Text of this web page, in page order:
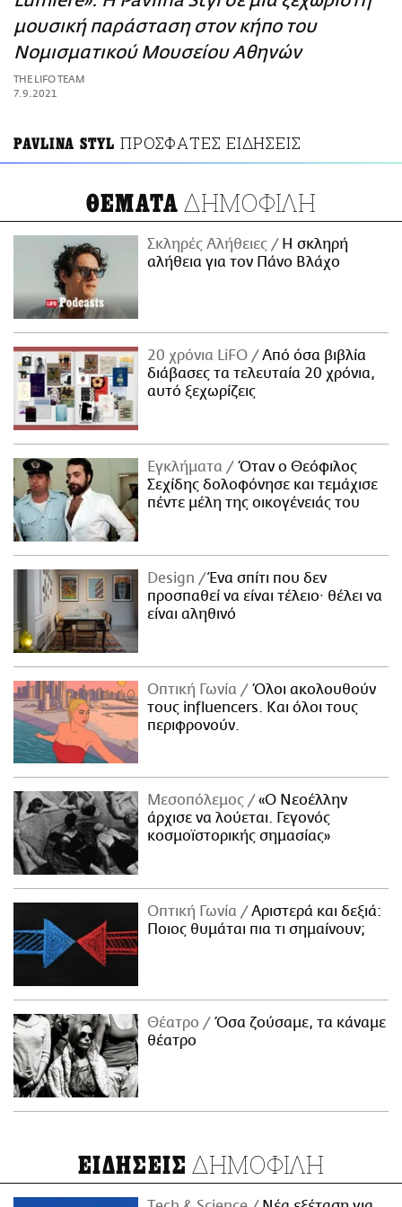
ΑΜΠΑ
PRINT
μουσική παράσταση στον κήπο του
Νομισματικού Μουσείου Αθηνών
THE LIFO TEAM
7.9.2021
PAVLINA STYL ΠΡΟΣΦΑΤΕΣ ΕΙΔΗΣΕΙΣ
ΘΕΜΑΤΑ ΔΗΜΟΦΙΛΗ
Σκληρές Αλήθειες
H σκληρή
αλήθεια για τον Πάνο Βλάχο
20 χρόνια LiFO
Από όσα βιβλία
διάβασες τα τελευταία 20 χρόνια,
αυτό ξεχωρίζεις
Εγκλήματα
Όταν ο Θεόφιλος
Σεχίδης δολοφόνησε και τεμάχισε
πέντε μέλη της οικογένειάς του
Design
Ένα σπίτι που δεν
προσπαθεί να είναι τέλειο· θέλει να
είναι αληθινό
Οπτική Γωνία
Όλοι ακολουθούν
τους influencers. Και όλοι τους
περιφρονούν.
Μεσοπόλεμος
«Ο Νεοέλλην
άρχισε να λούεται. Γεγονός
κοσμοϊστορικής σημασίας»
Οπτική Γωνία
Αριστερά και δεξιά:
Ποιος θυμάται πια τι σημαίνουν;
Θέατρο
Όσα ζούσαμε, τα κάναμε
θέατρο
ΕΙΔΗΣΕΙΣ ΔΗΜΟΦΙΛΗ